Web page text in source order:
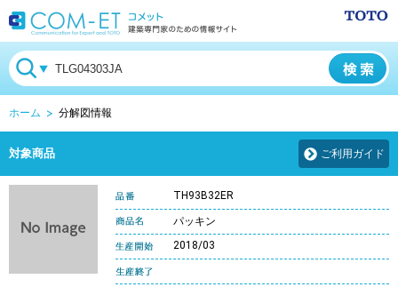
ホーム 分解図情報
対象商品 ご利用ガイド
TH93B32ER
パッキン
2018/03